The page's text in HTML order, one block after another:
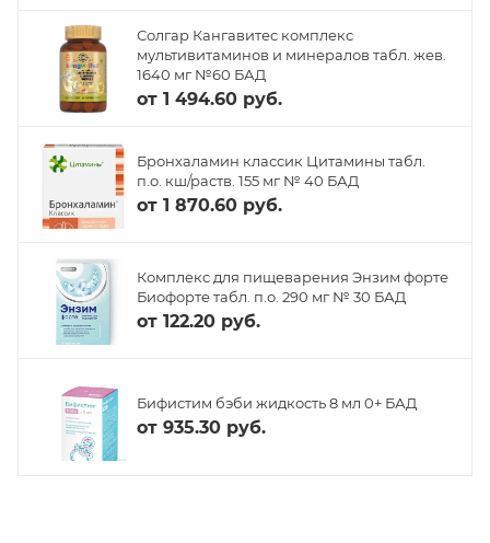
Солгар Кангавитес комплекс
мультивитаминов и минералов табл. жев.
1640 мг №60 БАД
от 1 494.60 руб.
Бронхаламин классик Цитамины табл.
п.о. кш/раств. 155 мг № 40 БАД
от 1 870.60 руб.
Комплекс для пищеварения Энзим форте
Биофорте табл. п.о. 290 мг № 30 БАД
от 122.20 руб.
Бифистим бэби жидкость 8 мл 0+ БАД
от 935.30 руб.